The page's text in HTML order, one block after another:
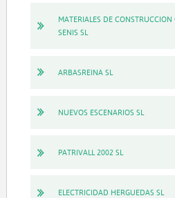
MATERIALES DE CONSTRUCCION
SENIS SL
ARBASREINA SL
NUEVOS ESCENARIOS SL
PATRIVALL 2002 SL
ELECTRICIDAD HERGUEDAS SL